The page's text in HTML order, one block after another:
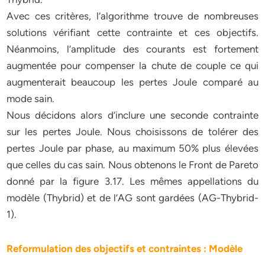
Avec ces critères, l’algorithme trouve de nombreuses
solutions vérifiant cette contrainte et ces objectifs.
Néanmoins, l’amplitude des courants est fortement
augmentée pour compenser la chute de couple ce qui
augmenterait beaucoup les pertes Joule comparé au
mode sain.
Nous décidons alors d’inclure une seconde contrainte
sur les pertes Joule. Nous choisissons de tolérer des
pertes Joule par phase, au maximum 50% plus élevées
que celles du cas sain. Nous obtenons le Front de Pareto
donné par la figure 3.17. Les mêmes appellations du
modèle (Thybrid) et de l’AG sont gardées (AG-Thybrid-
1).
Reformulation des objectifs et contraintes : Modèle